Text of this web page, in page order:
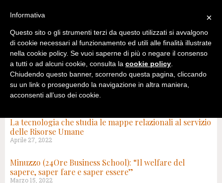
La tecnologia che studia le mappe relazionali al servizio
delle Risorse Umane
Aprile 27, 2022
Minuzzo (24Ore Business School): “Il welfare del
sapere, saper fare e saper essere”
Marzo 15, 2022
×
Informativa
Questo sito o gli strumenti terzi da questo utilizzati si avvalgono
di cookie necessari al funzionamento ed utili alle finalità illustrate
nella cookie policy. Se vuoi saperne di più o negare il consenso
a tutti o ad alcuni cookie, consulta la cookie policy.
Chiudendo questo banner, scorrendo questa pagina, cliccando
su un link o proseguendo la navigazione in altra maniera,
acconsenti all’uso dei cookie.